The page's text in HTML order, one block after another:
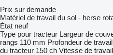
Prix sur demande
Matériel de travail du sol - herse
État neuf
Type pour tracteur Largeur de
rangs 110 mm Profondeur de travail
du tracteur 150 ch Vitesse de travail